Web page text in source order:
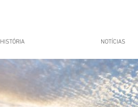
HISTÓRIA NOTÍCIAS
Grupo Dr. Jorge do Carmo